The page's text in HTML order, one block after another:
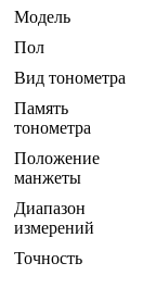
Модель
Пол
Вид тонометра
Память
тонометра
Положение
манжеты
Диапазон
измерений
Точность